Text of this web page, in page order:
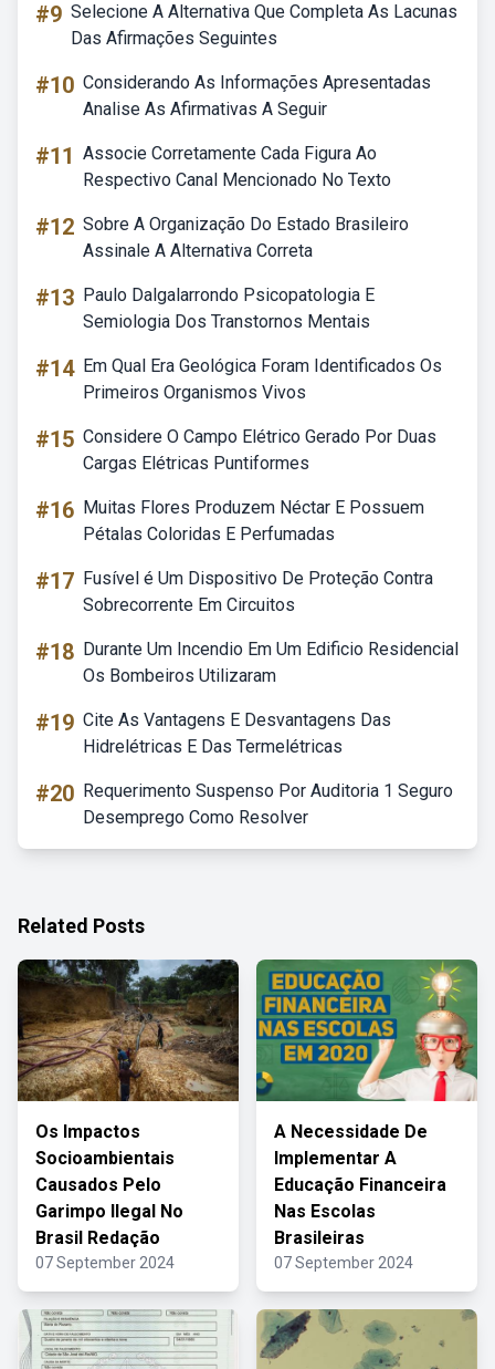
#9 Selecione A Alternativa Que Completa As Lacunas
Das Afirmações Seguintes
#10 Considerando As Informações Apresentadas
Analise As Afirmativas A Seguir
#11 Associe Corretamente Cada Figura Ao
Respectivo Canal Mencionado No Texto
#12 Sobre A Organização Do Estado Brasileiro
Assinale A Alternativa Correta
#13 Paulo Dalgalarrondo Psicopatologia E
Semiologia Dos Transtornos Mentais
#14 Em Qual Era Geológica Foram Identificados Os
Primeiros Organismos Vivos
#15 Considere O Campo Elétrico Gerado Por Duas
Cargas Elétricas Puntiformes
#16 Muitas Flores Produzem Néctar E Possuem
Pétalas Coloridas E Perfumadas
#17 Fusível é Um Dispositivo De Proteção Contra
Sobrecorrente Em Circuitos
#18 Durante Um Incendio Em Um Edificio Residencial
Os Bombeiros Utilizaram
#19 Cite As Vantagens E Desvantagens Das
Hidrelétricas E Das Termelétricas
#20 Requerimento Suspenso Por Auditoria 1 Seguro
Desemprego Como Resolver
Related Posts
Os Impactos
Socioambientais
Causados Pelo
Garimpo Ilegal No
Brasil Redação
07 September 2024
A Necessidade De
Implementar A
Educação Financeira
Nas Escolas
Brasileiras
07 September 2024